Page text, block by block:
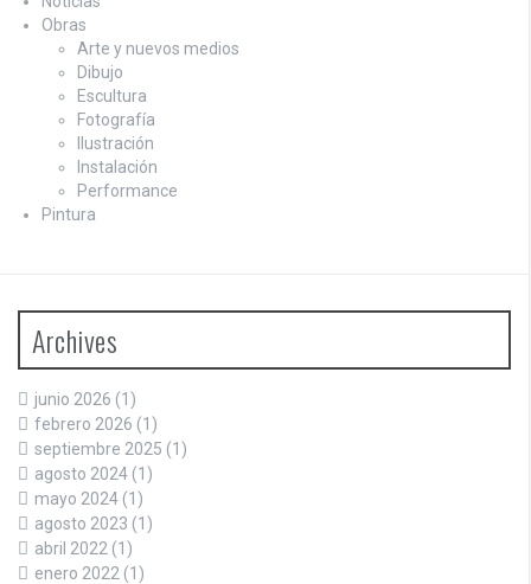
Obras
Arte y nuevos medios
Dibujo
Escultura
Fotografía
Ilustración
Instalación
Performance
Pintura
Archives
junio 2026 (1)
febrero 2026 (1)
septiembre 2025 (1)
agosto 2024 (1)
mayo 2024 (1)
agosto 2023 (1)
abril 2022 (1)
enero 2022 (1)